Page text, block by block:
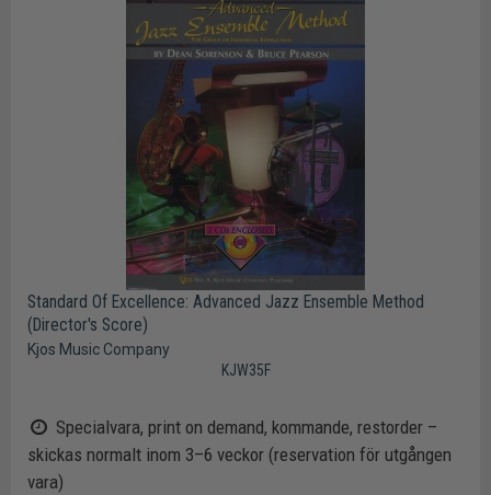
Standard Of Excellence: Advanced Jazz Ensemble Method
(Director's Score)
Kjos Music Company
KJW35F
Specialvara, print on demand, kommande, restorder –
skickas normalt inom 3–6 veckor (reservation för utgången
vara)